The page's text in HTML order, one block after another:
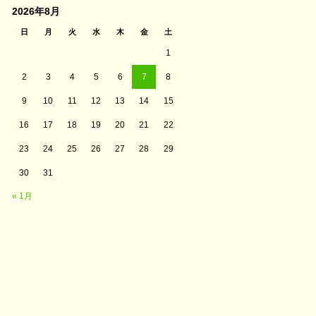
2026年8月
日 月 火 水 木 金 土
« 1月
1
2 3 4 5 6 7 8
9 10 11 12 13 14 15
16 17 18 19 20 21 22
23 24 25 26 27 28 29
30 31